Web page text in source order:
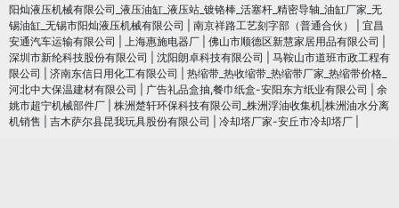
阳灿液压机械有限公司_液压油缸_液压站_镀铬棒_活塞杆_精密导轴_油缸厂家_无
锡油缸_无锡市阳灿液压机械有限公司
南京祥路工艺刻字部（普通合伙）
宜昌
安通汽车运输有限公司
上海惠施电器厂 佛山市顺德区新慧家居用品有限公司
深圳市新纶科技股份有限公司
沈阳朗卓科技有限公司
马鞍山市道班市政工程有
限公司
济南东信日用化工有限公司
热缩带_热收缩带_热缩带厂家_热缩带价格_
河北中大保温建材有限公司
广告礼品盒抽,餐巾纸盒-安阳东方纸业有限公司
余
姚市超宁机械部件厂
株洲楚轩环保科技有限公司_株洲浮油收集机|株洲油水分离
机销售
吉木萨尔县昆我玩具股份有限公司 冷却塔厂家-安丘市冷却塔厂